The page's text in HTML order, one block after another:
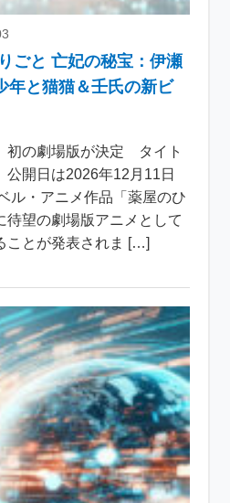
ごと 亡妃の秘宝：伊瀬
年と猫猫＆壬氏の新ビ
初の劇場版が決定 タイト
公開日は2026年12月11日
ル・アニメ作品「薬屋のひ
待望の劇場版アニメとして
ことが発表されま […]